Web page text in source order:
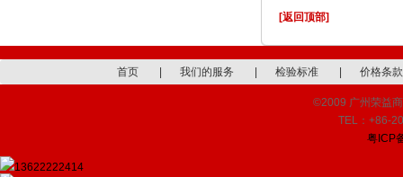
[返回顶部]
首页 我们的服务 检验标准 价格条款
©2009 广州荣益
TEL：+86-
粤ICP
13622222414